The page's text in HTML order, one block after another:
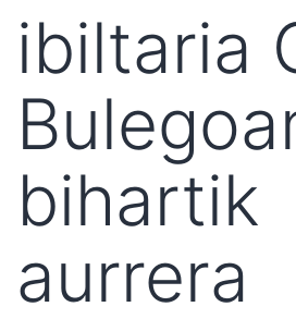
ibiltaria
bihartik
aurrera